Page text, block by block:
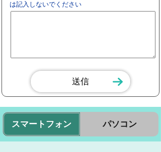
は記入しないでください
スマートフォン パソコン